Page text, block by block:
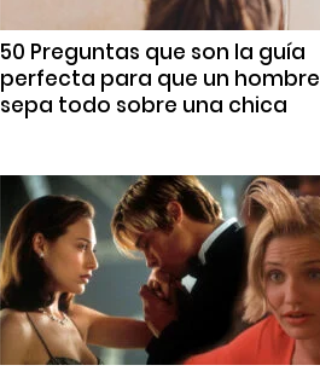
50 Preguntas que son la guía
perfecta para que un hombre
sepa todo sobre una chica